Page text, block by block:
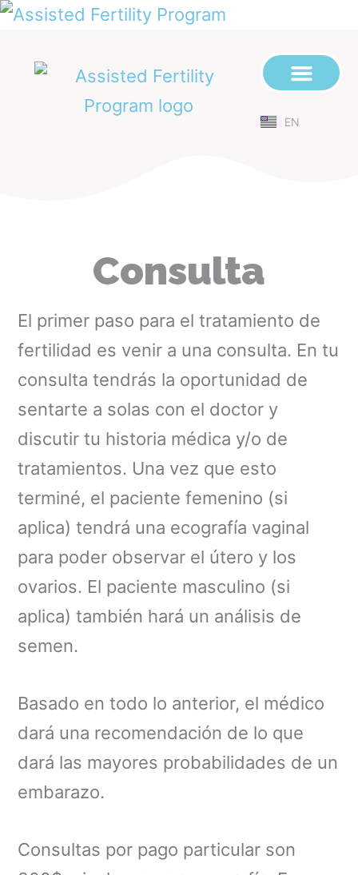
EN
Consulta
El primer paso para el tratamiento de
fertilidad es venir a una consulta. En tu
consulta tendrás la oportunidad de
sentarte a solas con el doctor y
discutir tu historia médica y/o de
tratamientos. Una vez que esto
terminé, el paciente femenino (si
aplica) tendrá una ecografía vaginal
para poder observar el útero y los
ovarios. El paciente masculino (si
aplica) también hará un análisis de
semen.
Basado en todo lo anterior, el médico
dará una recomendación de lo que
dará las mayores probabilidades de un
embarazo.
Consultas por pago particular son